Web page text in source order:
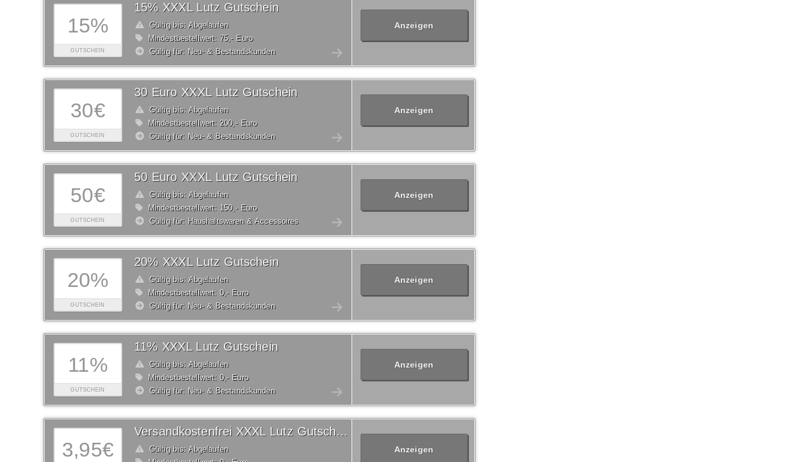
15%
GUTSCHEIN
15% XXXL Lutz Gutschein
Gültig bis: Abgelaufen
Mindestbestellwert: 75,- Euro
Gültig für: Neu- & Bestandskunden
Anzeigen
30€
GUTSCHEIN
30 Euro XXXL Lutz Gutschein
Gültig bis: Abgelaufen
Mindestbestellwert: 200,- Euro
Gültig für: Neu- & Bestandskunden
Anzeigen
50€
GUTSCHEIN
50 Euro XXXL Lutz Gutschein
Gültig bis: Abgelaufen
Mindestbestellwert: 150,- Euro
Gültig für: Haushaltswaren & Accessoires
Anzeigen
20%
GUTSCHEIN
20% XXXL Lutz Gutschein
Gültig bis: Abgelaufen
Mindestbestellwert: 0,- Euro
Gültig für: Neu- & Bestandskunden
Anzeigen
11%
GUTSCHEIN
11% XXXL Lutz Gutschein
Gültig bis: Abgelaufen
Mindestbestellwert: 0,- Euro
Gültig für: Neu- & Bestandskunden
Anzeigen
3,95€
Versandkostenfrei XXXL Lutz Gutschein
Gültig bis: Abgelaufen
Anzeigen